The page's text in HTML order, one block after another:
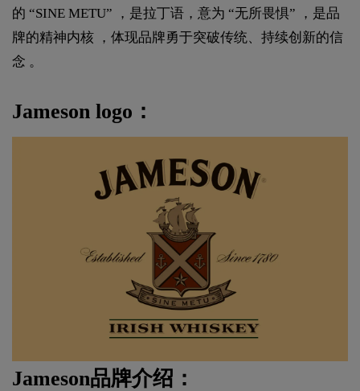
的 “SINE METU” ，是拉丁语，意为 “无所畏惧” ，是品
牌的精神内核 ，体现品牌勇于突破传统、持续创新的信
念 。
Jameson logo：
Jameson品牌介绍：